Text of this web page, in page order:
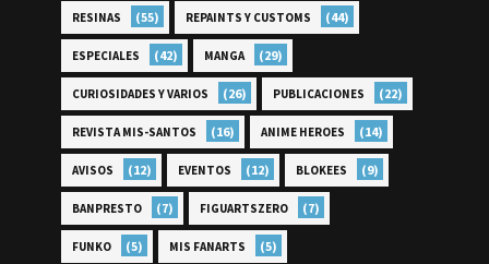
RESINAS (55) REPAINTS Y CUSTOMS (44)
ESPECIALES (42) MANGA (29)
CURIOSIDADES Y VARIOS (26) PUBLICACIONES (22)
REVISTA MIS-SANTOS (16) ANIME HEROES (14)
AVISOS (12) EVENTOS (12) BLOKEES (9)
BANPRESTO (7) FIGUARTSZERO (7)
FUNKO (5) MIS FANARTS (5)